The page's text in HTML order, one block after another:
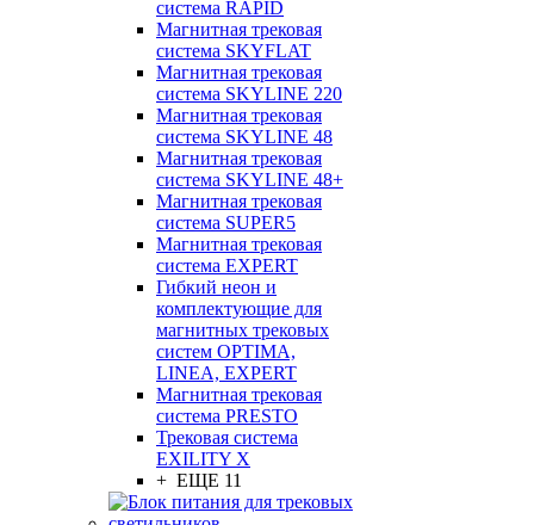
система RAPID
Магнитная трековая
система SKYFLAT
Магнитная трековая
система SKYLINE 220
Магнитная трековая
система SKYLINE 48
Магнитная трековая
система SKYLINE 48+
Магнитная трековая
система SUPER5
Магнитная трековая
система EXPERT
Гибкий неон и
комплектующие для
магнитных трековых
систем OPTIMA,
LINEA, EXPERT
Магнитная трековая
система PRESTO
Трековая система
EXILITY X
+ ЕЩЕ 11